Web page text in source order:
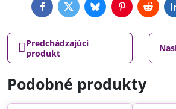
FacebookTwitterBlueskyPinterestReddit
Predchádzajúci
produkt
Podobné produkty